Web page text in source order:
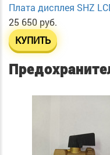
Плата дисплея SHZ
25 650 руб.
КУПИТЬ